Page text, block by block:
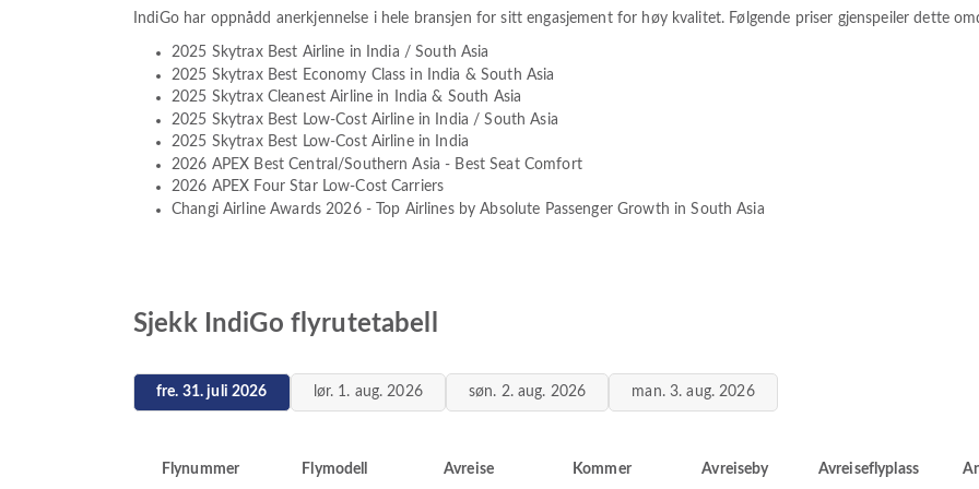
IndiGo har oppnådd anerkjennelse i hele bransjen for sitt engasjement for høy kvalitet. Følgende priser gjenspeiler dette
2025 Skytrax Best Airline in India / South Asia
2025 Skytrax Best Economy Class in India & South Asia
2025 Skytrax Cleanest Airline in India & South Asia
2025 Skytrax Best Low-Cost Airline in India / South Asia
2025 Skytrax Best Low-Cost Airline in India
2026 APEX Best Central/Southern Asia - Best Seat Comfort
2026 APEX Four Star Low-Cost Carriers
Changi Airline Awards 2026 - Top Airlines by Absolute Passenger Growth in South Asia
Sjekk IndiGo flyrutetabell
fre. 31. juli 2026 lør. 1. aug. 2026 søn. 2. aug. 2026 man. 3. aug. 2026
Flynummer Flymodell Avreise Kommer Avreiseby Avreiseflyplass